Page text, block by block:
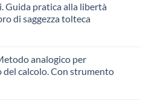
Guida pratica alla libertà
di saggezza tolteca
analogico per
calcolo. Con strumento